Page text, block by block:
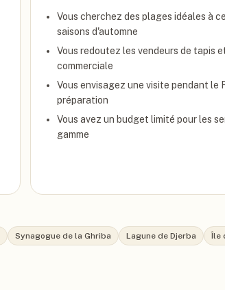
Vous cherchez des plages idéales à
saisons d'automne
Vous redoutez les vendeurs de tapis
commerciale
Vous envisagez une visite pendant le
préparation
Vous avez un budget limité pour les
gamme
Synagogue de la Ghriba Lagune de Djerba
Île